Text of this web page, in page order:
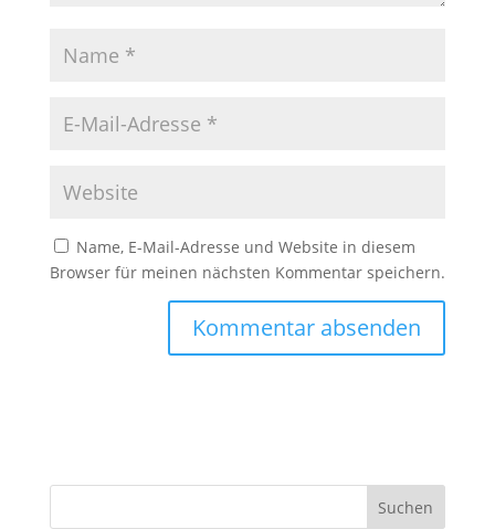
Name, E-Mail-Adresse und Website in diesem
Browser für meinen nächsten Kommentar speichern.